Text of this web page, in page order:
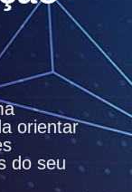
orientar
do seu